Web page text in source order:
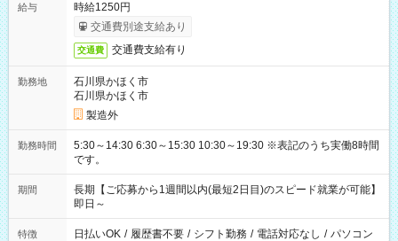
給与
時給1250円
交通費別途支給あり
交通費 交通費支給有り
勤務地
石川県かほく市
石川県かほく市
製造外
勤務時間
5:30～14:30 6:30～15:30 10:30～19:30 ※表記のうち実働8時間
です。
期間
長期【ご応募から1週間以内(最短2日目)のスピード就業が可能】
即日～
特徴 日払いOK / 履歴書不要 / シフト勤務 / 電話対応なし / パソコン